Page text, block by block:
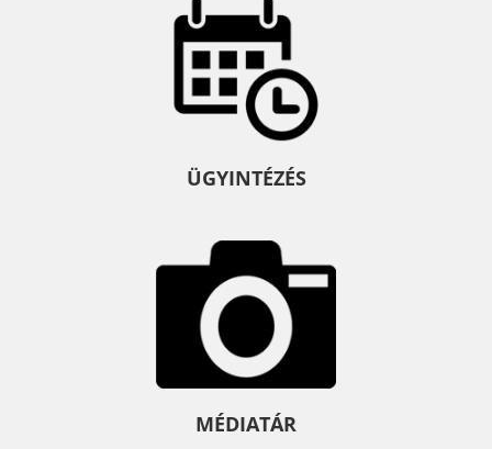
ÜGYINTÉZÉS
MÉDIATÁR